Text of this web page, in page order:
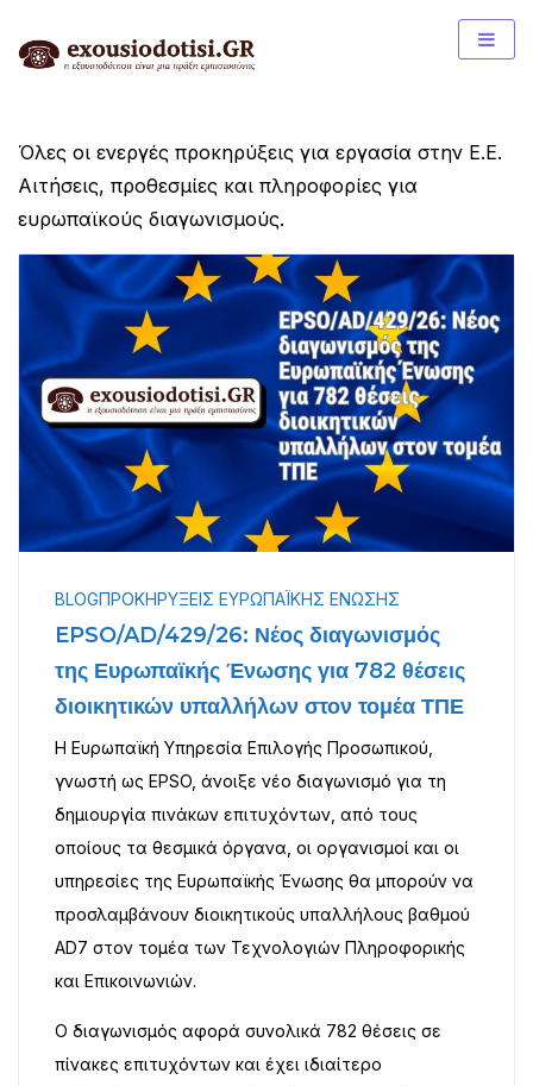
Όλες οι ενεργές προκηρύξεις για εργασία στην Ε.Ε.
Αιτήσεις, προθεσμίες και πληροφορίες για
ευρωπαϊκούς διαγωνισμούς.
BLOGΠΡΟΚΗΡΎΞΕΙΣ ΕΥΡΩΠΑΪΚΉΣ ΈΝΩΣΗΣ
EPSO/AD/429/26: Νέος διαγωνισμός
της Ευρωπαϊκής Ένωσης για 782 θέσεις
διοικητικών υπαλλήλων στον τομέα ΤΠΕ
Η Ευρωπαϊκή Υπηρεσία Επιλογής Προσωπικού,
γνωστή ως EPSO, άνοιξε νέο διαγωνισμό για τη
δημιουργία πινάκων επιτυχόντων, από τους
οποίους τα θεσμικά όργανα, οι οργανισμοί και οι
υπηρεσίες της Ευρωπαϊκής Ένωσης θα μπορούν να
προσλαμβάνουν διοικητικούς υπαλλήλους βαθμού
AD7 στον τομέα των Τεχνολογιών Πληροφορικής
και Επικοινωνιών.
Ο διαγωνισμός αφορά συνολικά 782 θέσεις σε
πίνακες επιτυχόντων και έχει ιδιαίτερο